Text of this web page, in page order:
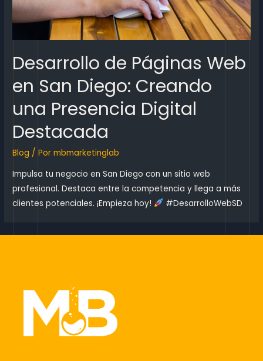
Desarrollo de Páginas Web
en San Diego: Creando
una Presencia Digital
Destacada
Blog / Pormbmarketinglab
Impulsa tu negocio en San Diego con un sitio web
profesional. Destaca entre la competencia y llega a más
clientes potenciales. ¡Empieza hoy!
#DesarrolloWebSD